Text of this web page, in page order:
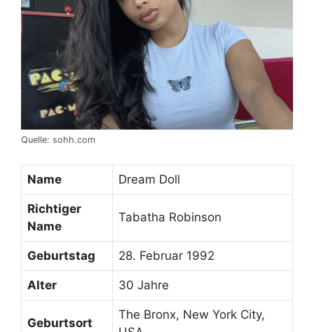
Quelle: sohh.com
Name Dream Doll
Richtiger
Name
Tabatha Robinson
Geburtstag 28. Februar 1992
Alter 30 Jahre
Geburtsort
The Bronx, New York City,